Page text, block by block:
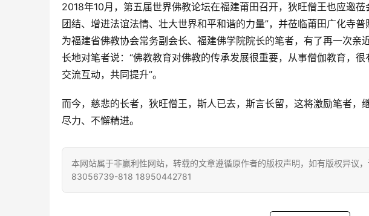
2018年10月，第五届世界佛教论坛在福建莆田召开，狄旺僧王也应邀
团结、增进法谊法情、壮大世界和平和谐的力量”，并莅临莆田广化寺
为福建省佛教协会常务副会长、福建佛学院院长的笔者，有了再一次亲
长地对笔者说：“佛教教育对佛教的传承发展很重要，从事僧伽教育，
交流互动，共同提升”。
而今，慈悲的长者，狄旺僧王，斯人已去，斯言长留，这将激励笔者，
尽力、不懈精进。
本网站属于非赢利性网站，转载的文章遵循原作者的版权声明，如有版权异议
83056739-818 18950442781